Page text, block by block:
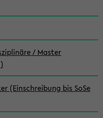
/ Master
(Einschreibung bis SoSe